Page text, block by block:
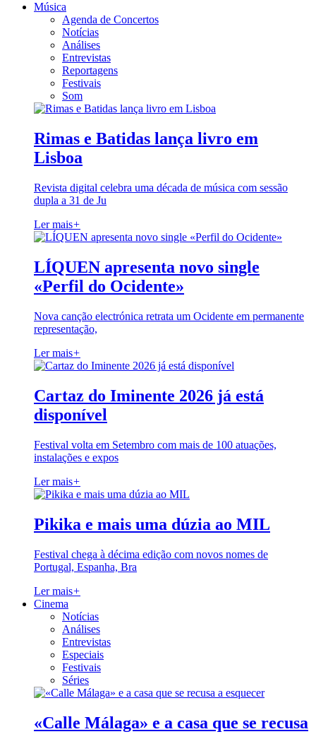
Música
Agenda de Concertos
Notícias
Análises
Entrevistas
Reportagens
Festivais
Som
Rimas e Batidas lança livro em
Lisboa
Revista digital celebra uma década de música com sessão
dupla a 31 de Ju
Ler mais+
LÍQUEN apresenta novo single
«Perfil do Ocidente»
Nova canção electrónica retrata um Ocidente em permanente
representação,
Ler mais+
Cartaz do Iminente 2026 já está
disponível
Festival volta em Setembro com mais de 100 atuações,
instalações e expos
Ler mais+
Pikika e mais uma dúzia ao MIL
Festival chega à décima edição com novos nomes de
Portugal, Espanha, Bra
Ler mais+
Cinema
Notícias
Análises
Entrevistas
Especiais
Festivais
Séries
«Calle Málaga» e a casa que se recusa